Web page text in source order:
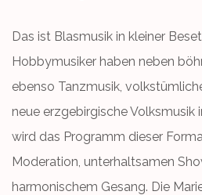
Das ist Blasmusik in kleiner
Hobbymusiker haben neben
ebenso Tanzmusik,
neue erzgebirgische Volksmusik
wird das Programm dieser
Moderation, unterhaltsamen
harmonischem Gesang. Die